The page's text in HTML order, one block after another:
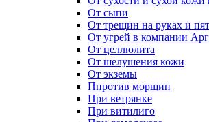
От сыпи
От трещин на руках и
От угрей в компании
От целлюлита
От шелушения кожи
От экземы
Ппротив морщин
При ветрянке
При витилиго